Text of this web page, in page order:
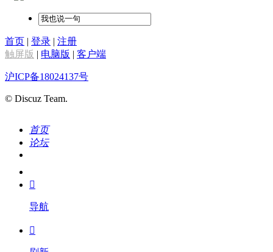
首页 | 登录 | 注册
触屏版 | 电脑版 | 客户端
沪ICP备18024137号
© Discuz Team.
首页
论坛
我的

导航
